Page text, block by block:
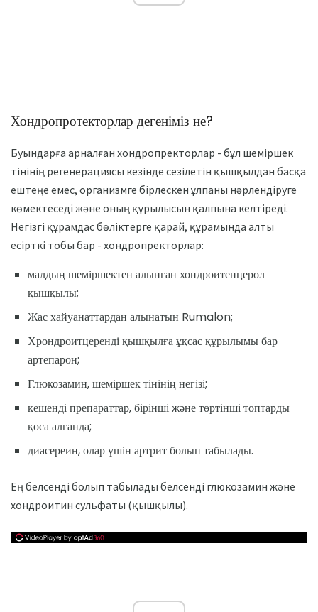
Хондропротекторлар дегеніміз не?
Буындарға арналған хондропректорлар - бұл шеміршек
тінінің регенерациясы кезінде сезілетін қышқылдан басқа
ештеңе емес, организмге бірлескен ұлпаны нәрлендіруге
көмектеседі және оның құрылысын қалпына келтіреді.
Негізгі құрамдас бөліктерге қарай, құрамында алты
есірткі тобы бар - хондропректорлар:
малдың шеміршектен алынған хондроитенцерол
қышқылы;
Жас хайуанаттардан алынатын Rumalon;
Хрондроитцеренді қышқылға ұқсас құрылымы бар
артепарон;
Глюкозамин, шеміршек тінінің негізі;
кешенді препараттар, бірінші және төртінші топтарды
қоса алғанда;
диасереин, олар үшін артрит болып табылады.
Ең белсенді болып табылады белсенді глюкозамин және
хондроитин сульфаты (қышқылы).